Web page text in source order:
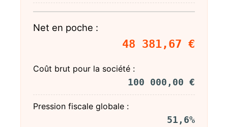
Net en poche :
48 381,67 €
Coût brut pour la société :
100 000,00 €
Pression fiscale globale :
51,6%